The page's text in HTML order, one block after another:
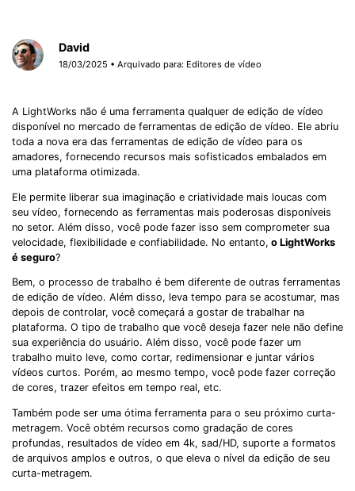
David
18/03/2025 • Arquivado para: Editores de vídeo
A LightWorks não é uma ferramenta qualquer de edição de vídeo
disponível no mercado de ferramentas de edição de vídeo. Ele abriu
toda a nova era das ferramentas de edição de vídeo para os
amadores, fornecendo recursos mais sofisticados embalados em
uma plataforma otimizada.
Ele permite liberar sua imaginação e criatividade mais loucas com
seu vídeo, fornecendo as ferramentas mais poderosas disponíveis
no setor. Além disso, você pode fazer isso sem comprometer sua
velocidade, flexibilidade e confiabilidade. No entanto, o LightWorks
é seguro?
Bem, o processo de trabalho é bem diferente de outras ferramentas
de edição de vídeo. Além disso, leva tempo para se acostumar, mas
depois de controlar, você começará a gostar de trabalhar na
plataforma. O tipo de trabalho que você deseja fazer nele não define
sua experiência do usuário. Além disso, você pode fazer um
trabalho muito leve, como cortar, redimensionar e juntar vários
vídeos curtos. Porém, ao mesmo tempo, você pode fazer correção
de cores, trazer efeitos em tempo real, etc.
Também pode ser uma ótima ferramenta para o seu próximo curta-
metragem. Você obtém recursos como gradação de cores
profundas, resultados de vídeo em 4k, sad/HD, suporte a formatos
de arquivos amplos e outros, o que eleva o nível da edição de seu
curta-metragem.